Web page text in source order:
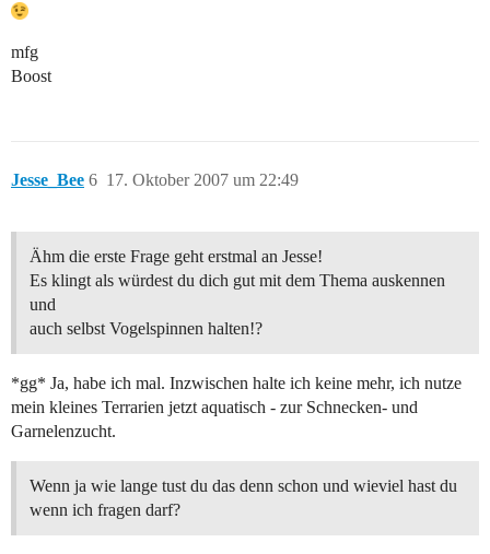
mfg
Boost
Jesse_Bee 17. Oktober 2007 um 22:49
6
Ähm die erste Frage geht erstmal an Jesse!
Es klingt als würdest du dich gut mit dem Thema auskennen
und
auch selbst Vogelspinnen halten!?
*gg* Ja, habe ich mal. Inzwischen halte ich keine mehr, ich nutze
mein kleines Terrarien jetzt aquatisch - zur Schnecken- und
Garnelenzucht.
Wenn ja wie lange tust du das denn schon und wieviel hast du
wenn ich fragen darf?